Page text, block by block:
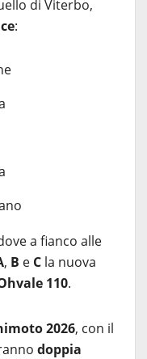
di Viterbo,
:
a fianco alle
, B e C la nuova
110.
2026, con il
doppia